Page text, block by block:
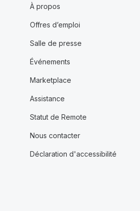
À propos
Offres d’emploi
Salle de presse
Événements
Marketplace
Assistance
Statut de Remote
Nous contacter
Déclaration d'accessibilité